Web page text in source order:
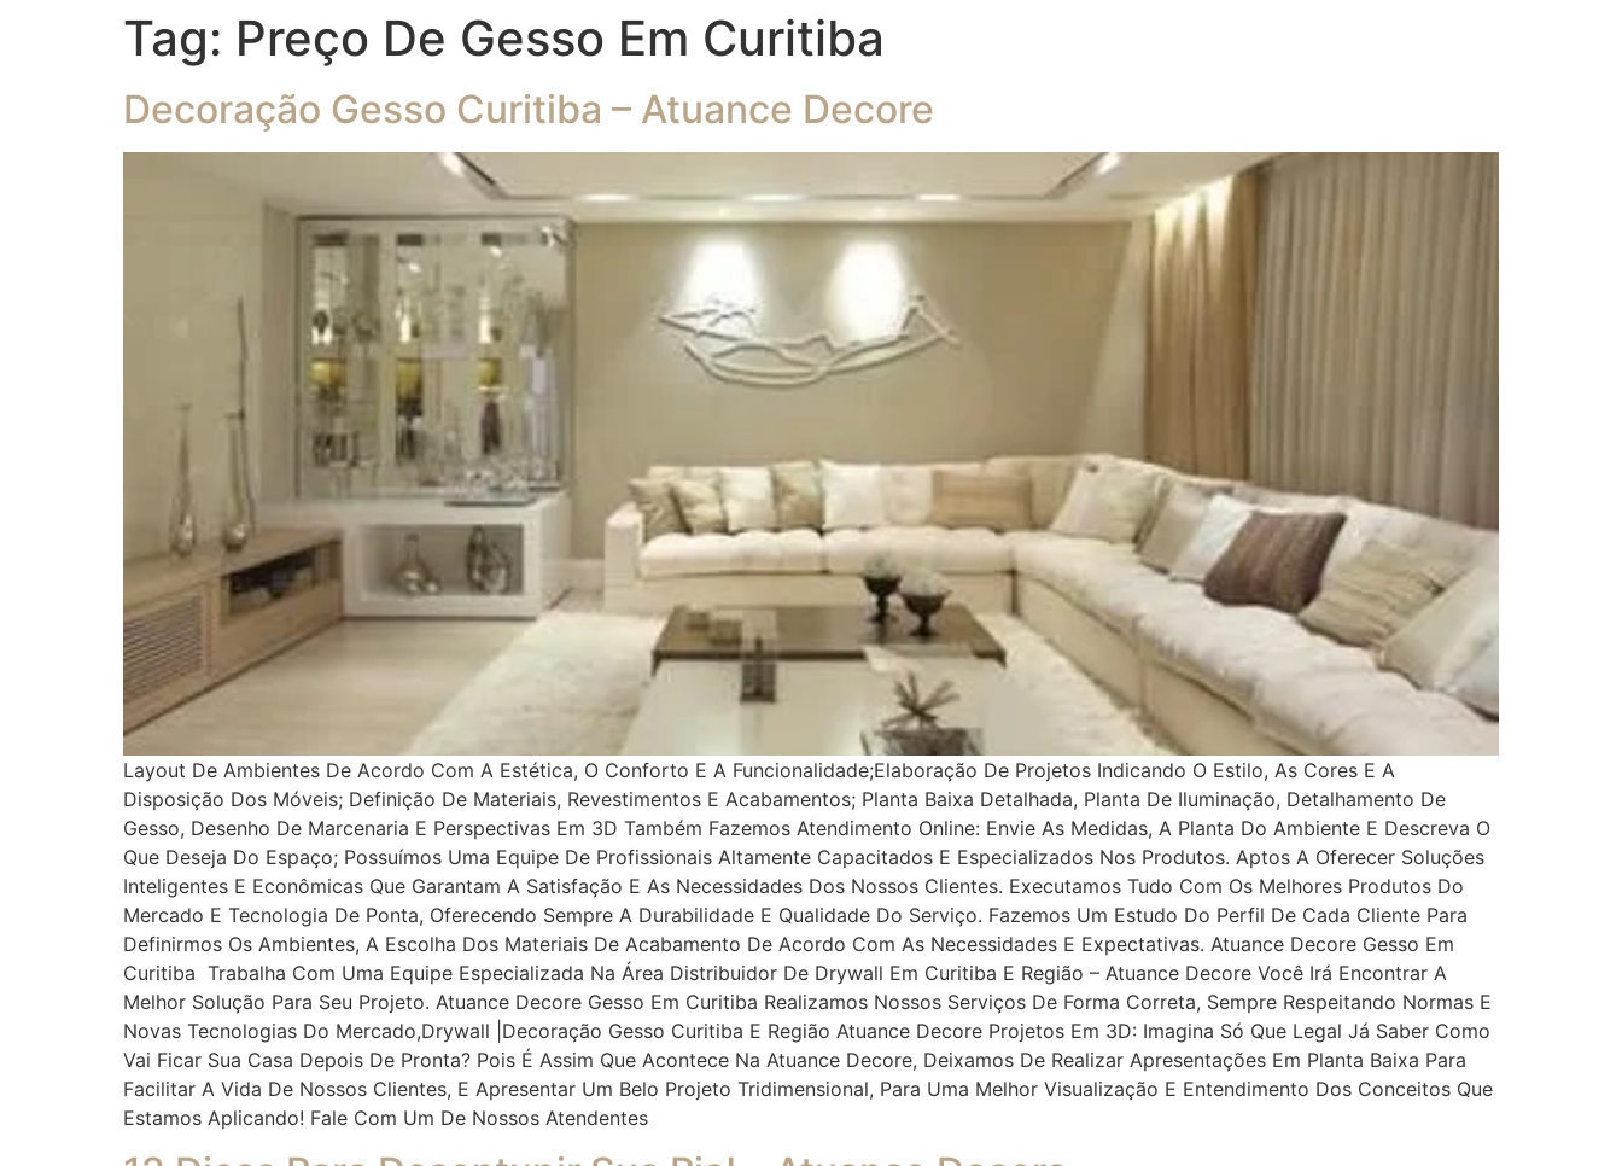
Tag: Preço De Gesso Em Curitiba
Decoração Gesso Curitiba – Atuance Decore
Layout De Ambientes De Acordo Com A Estética, O Conforto E A Funcionalidade;Elaboração De Projetos Indicando O Estilo, As Cores E A
Disposição Dos Móveis;​ Definição De Materiais, Revestimentos E Acabamentos;​ Planta Baixa Detalhada, Planta De Iluminação, Detalhamento De
Gesso, Desenho De Marcenaria E Perspectivas Em 3D​ Também Fazemos Atendimento Online: Envie As Medidas, A Planta Do Ambiente E Descreva O
Que Deseja Do Espaço; Possuímos Uma Equipe De Profissionais Altamente Capacitados E Especializados Nos Produtos. Aptos A Oferecer Soluções
Inteligentes E Econômicas Que Garantam A Satisfação E As Necessidades Dos Nossos Clientes. Executamos Tudo Com Os Melhores Produtos Do
Mercado E Tecnologia De Ponta, Oferecendo Sempre A Durabilidade E Qualidade Do Serviço. Fazemos Um Estudo Do Perfil De Cada Cliente Para
Definirmos Os Ambientes, A Escolha Dos Materiais De Acabamento De Acordo Com As Necessidades E Expectativas. Atuance Decore Gesso Em
Curitiba Trabalha Com Uma Equipe Especializada Na Área Distribuidor De Drywall Em Curitiba E Região – Atuance Decore Você Irá Encontrar A
Melhor Solução Para Seu Projeto. Atuance Decore Gesso Em Curitiba Realizamos Nossos Serviços De Forma Correta, Sempre Respeitando Normas E
Novas Tecnologias Do Mercado,drywall |Decoração Gesso Curitiba E Região Atuance Decore Projetos Em 3D: Imagina Só Que Legal Já Saber Como
Vai Ficar Sua Casa Depois De Pronta? Pois É Assim Que Acontece Na Atuance Decore, Deixamos De Realizar Apresentações Em Planta Baixa Para
Facilitar A Vida De Nossos Clientes, E Apresentar Um Belo Projeto Tridimensional, Para Uma Melhor Visualização E Entendimento Dos Conceitos Que
Estamos Aplicando! Fale Com Um De Nossos Atendentes